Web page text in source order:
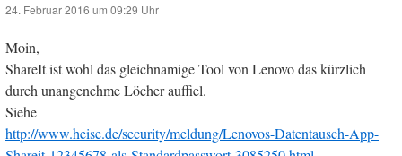
24. Februar 2016 um 09:29 Uhr
Moin,
ShareIt ist wohl das gleichnamige Tool von Lenovo das kürzlich
durch unangenehme Löcher auffiel.
Siehe
http://www.heise.de/security/meldung/Lenovos-Datentausch-App-